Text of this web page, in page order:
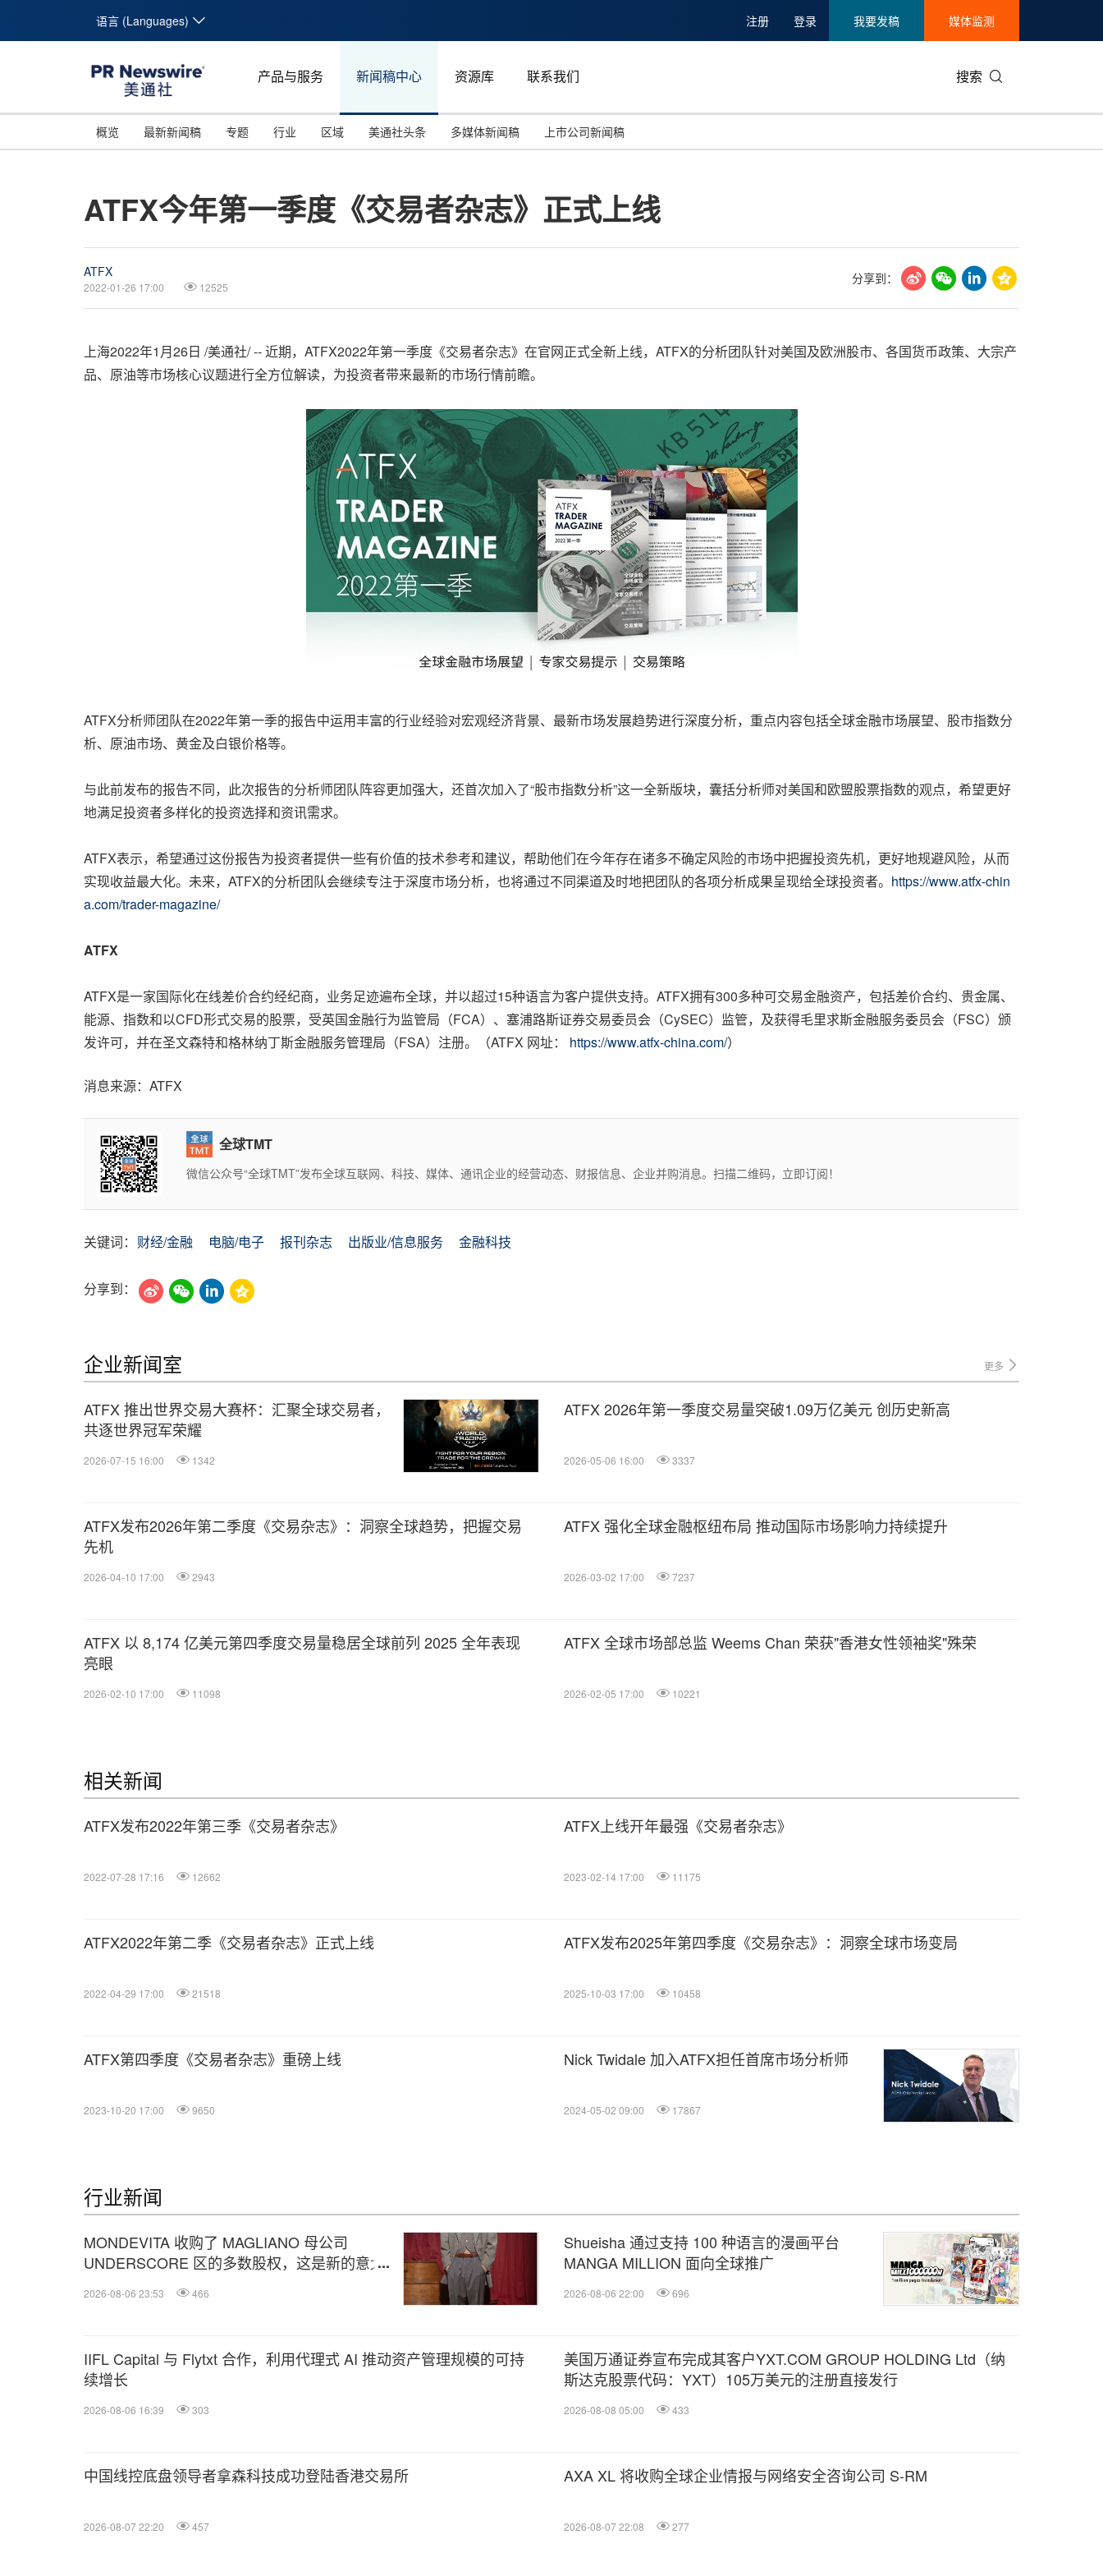
语言 (Languages) 注册 登录 我要发稿 媒体监测
产品与服务 新闻稿中心 资源库 联系我们 搜索
概览 最新新闻稿 专题
投资并购
美国临床肿瘤学会(ASCO)
行业
能源化工与环保
区域
马来西亚
美通社头条 多媒体新闻稿 上市公司新闻稿
ATFX今年第一季度《交易者杂志》正式上线
ATFX
2022-01-26 17:00 12525
分享到：
上海2022年1月26日 /美通社/ -- 近期，ATFX2022年第一季度《交易者杂志》在官网正式全新上线，ATFX的分析团队针对美国及欧洲股市、各国货币政策、大宗产
品、原油等市场核心议题进行全方位解读，为投资者带来最新的市场行情前瞻。
ATFX分析师团队在2022年第一季的报告中运用丰富的行业经验对宏观经济背景、最新市场发展趋势进行深度分析，重点内容包括全球金融市场展望、股市指数分
析、原油市场、黄金及白银价格等。
与此前发布的报告不同，此次报告的分析师团队阵容更加强大，还首次加入了“股市指数分析”这一全新版块，囊括分析师对美国和欧盟股票指数的观点，希望更好
地满足投资者多样化的投资选择和资讯需求。
ATFX表示，希望通过这份报告为投资者提供一些有价值的技术参考和建议，帮助他们在今年存在诸多不确定风险的市场中把握投资先机，更好地规避风险，从而
实现收益最大化。未来，ATFX的分析团队会继续专注于深度市场分析，也将通过不同渠道及时地把团队的各项分析成果呈现给全球投资者。 https://www.atfx-chin
a.com/trader-magazine/
ATFX
ATFX是一家国际化在线差价合约经纪商，业务足迹遍布全球，并以超过15种语言为客户提供支持。ATFX拥有300多种可交易金融资产，包括差价合约、贵金属、
能源、指数和以CFD形式交易的股票，受英国金融行为监管局（FCA）、塞浦路斯证券交易委员会 （CySEC） 监管，及获得毛里求斯金融服务委员会 （FSC） 颁
发许可， 并在圣文森特和格林纳丁斯金融服务管理局 （FSA） 注册。 （ATFX 网址： https://www.atfx-china.com/）
消息来源：ATFX
全球TMT
微信公众号“全球TMT”发布全球互联网、科技、媒体、通讯企业的经营动态、财报信息、企业并购消息。扫描二维码，立即订阅！
关键词： 财经/金融 电脑/电子 报刊杂志 出版业/信息服务 金融科技
分享到：
企业新闻室 更多
ATFX 推出世界交易大赛杯：汇聚全球交易者，
共逐世界冠军荣耀
2026-07-15 16:00 1342
ATFX 2026年第一季度交易量突破1.09万亿美元 创历史新高
2026-05-06 16:00 3337
ATFX发布2026年第二季度《交易杂志》：洞察全球趋势，把握交易
先机
2026-04-10 17:00 2943
ATFX 强化全球金融枢纽布局 推动国际市场影响力持续提升
2026-03-02 17:00 7237
ATFX 以 8,174 亿美元第四季度交易量稳居全球前列 2025 全年表现
亮眼
2026-02-10 17:00 11098
ATFX 全球市场部总监 Weems Chan 荣获"香港女性领袖奖"殊荣
2026-02-05 17:00 10221
相关新闻
ATFX发布2022年第三季《交易者杂志》
2022-07-28 17:16 12662
ATFX上线开年最强《交易者杂志》
2023-02-14 17:00 11175
ATFX2022年第二季《交易者杂志》正式上线
2022-04-29 17:00 21518
ATFX发布2025年第四季度《交易杂志》：洞察全球市场变局
2025-10-03 17:00 10458
ATFX第四季度《交易者杂志》重磅上线
2023-10-20 17:00 9650
Nick Twidale 加入ATFX担任首席市场分析师
2024-05-02 09:00 17867
行业新闻
MONDEVITA 收购了 MAGLIANO 母公司
UNDERSCORE 区的多数股权，这是新的意大
2026-08-06 23:53 466
Shueisha 通过支持 100 种语言的漫画平台
MANGA MILLION 面向全球推广
2026-08-06 22:00 696
IIFL Capital 与 Flytxt 合作，利用代理式 AI 推动资产管理规模的可持
续增长
2026-08-06 16:39 303
美国万通证券宣布完成其客户YXT.COM GROUP HOLDING Ltd（纳
斯达克股票代码：YXT）105万美元的注册直接发行
2026-08-08 05:00 433
中国线控底盘领导者拿森科技成功登陆香港交易所
2026-08-07 22:20 457
AXA XL 将收购全球企业情报与网络安全咨询公司 S-RM
2026-08-07 22:08 277